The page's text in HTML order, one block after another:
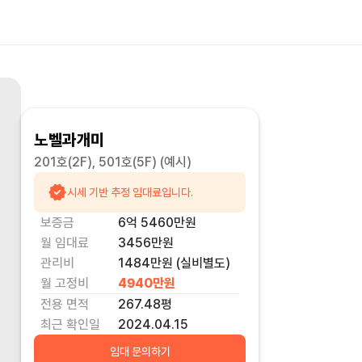
노벨과개미
201호(2F), 501호(5F) (예시)
시세 기반 추정 임대료입니다.
보증금 6억 5460만원
월 임대료
3456만원
관리비
1484만원 (실비별도)
월 고정비
4940만원
전용 면적
267.48평
최근 확인일
2024.04.15
임대 문의하기